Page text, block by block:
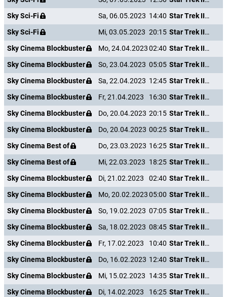
Sky Sci-Fi
Sa, 06.05.2023 14:40
Star Trek III - Auf der Suche nach Mr. Spock
Sky Sci-Fi
Mi, 03.05.2023 20:15
Star Trek III - Auf der Suche nach Mr. Spock
Sky Cinema Blockbuster
Mo, 24.04.202302:40
Star Trek III - Auf der Suche nach Mr. Spock
Sky Cinema Blockbuster
So, 23.04.2023 05:05
Star Trek III - Auf der Suche nach Mr. Spock
Sky Cinema Blockbuster
Sa, 22.04.2023 12:45
Star Trek III - Auf der Suche nach Mr. Spock
Sky Cinema Blockbuster
Fr, 21.04.2023 16:30
Star Trek III - Auf der Suche nach Mr. Spock
Sky Cinema Blockbuster
Do, 20.04.2023 20:15
Star Trek III - Auf der Suche nach Mr. Spock
Sky Cinema Blockbuster
Do, 20.04.2023 00:25
Star Trek III - Auf der Suche nach Mr. Spock
Sky Cinema Best of
Do, 23.03.2023 16:25
Star Trek III - Auf der Suche nach Mr. Spock
Sky Cinema Best of
Mi, 22.03.2023 18:25
Star Trek III - Auf der Suche nach Mr. Spock
Sky Cinema Blockbuster
Di, 21.02.2023 02:40
Star Trek III - Auf der Suche nach Mr. Spock
Sky Cinema Blockbuster
Mo, 20.02.202305:00
Star Trek III - Auf der Suche nach Mr. Spock
Sky Cinema Blockbuster
So, 19.02.2023 07:05
Star Trek III - Auf der Suche nach Mr. Spock
Sky Cinema Blockbuster
Sa, 18.02.2023 08:45
Star Trek III - Auf der Suche nach Mr. Spock
Sky Cinema Blockbuster
Fr, 17.02.2023 10:40
Star Trek III - Auf der Suche nach Mr. Spock
Sky Cinema Blockbuster
Do, 16.02.2023 12:40
Star Trek III - Auf der Suche nach Mr. Spock
Sky Cinema Blockbuster
Mi, 15.02.2023 14:35
Star Trek III - Auf der Suche nach Mr. Spock
Sky Cinema Blockbuster
Di, 14.02.2023 16:25
Star Trek III - Auf der Suche nach Mr. Spock